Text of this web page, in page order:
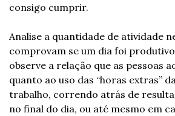
consigo cumprir.
Analise a quantidade de atividade
comprovam se um dia foi
observe a relação que as pessoas
quanto ao uso das “horas extras”
trabalho, correndo atrás de
no final do dia, ou até mesmo em